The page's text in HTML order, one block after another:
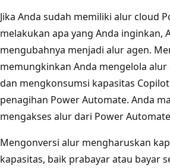
Jika Anda sudah memiliki alur cloud
melakukan apa yang Anda inginkan,
mengubahnya menjadi alur agen.
memungkinkan Anda mengelola
dan mengkonsumsi kapasitas
penagihan Power Automate. Anda
mengakses alur dari Power
Mengonversi alur mengharuskan
kapasitas, baik prabayar atau bayar